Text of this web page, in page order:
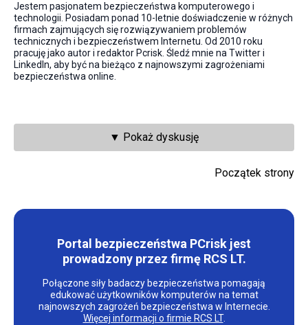
Jestem pasjonatem bezpieczeństwa komputerowego i
technologii. Posiadam ponad 10-letnie doświadczenie w różnych
firmach zajmujących się rozwiązywaniem problemów
technicznych i bezpieczeństwem Internetu. Od 2010 roku
pracuję jako autor i redaktor Pcrisk. Śledź mnie na Twitter i
LinkedIn, aby być na bieżąco z najnowszymi zagrożeniami
bezpieczeństwa online.
▼ Pokaż dyskusję
Początek strony
Portal bezpieczeństwa PCrisk jest
prowadzony przez firmę RCS LT.
Połączone siły badaczy bezpieczeństwa pomagają
edukować użytkowników komputerów na temat
najnowszych zagrożeń bezpieczeństwa w Internecie.
Więcej informacji o firmie RCS LT.